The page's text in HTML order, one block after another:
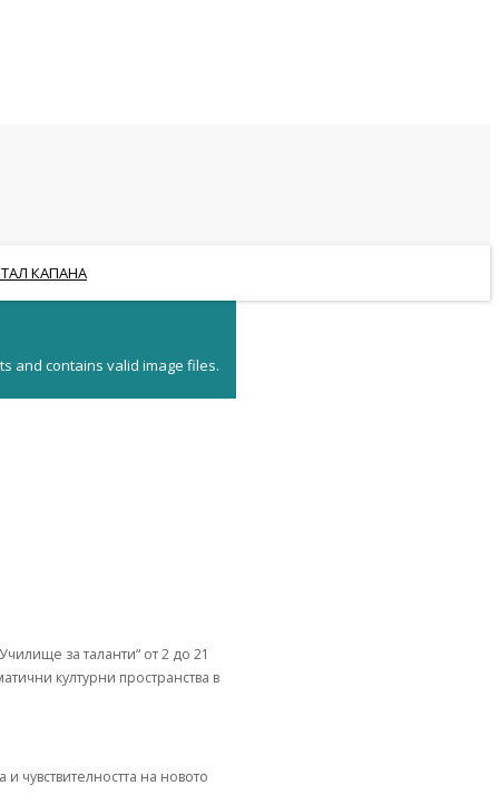
КАПАНА
and contains valid image files.
за таланти“ от 2 до 21
културни пространства в
чувствителността на новото